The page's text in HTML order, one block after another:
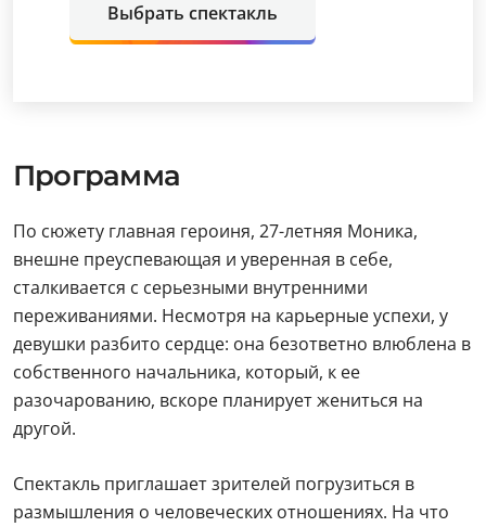
Выбрать спектакль
Программа
По сюжету главная героиня, 27-летняя Моника,
внешне преуспевающая и уверенная в себе,
сталкивается с серьезными внутренними
переживаниями. Несмотря на карьерные успехи, у
девушки разбито сердце: она безответно влюблена в
собственного начальника, который, к ее
разочарованию, вскоре планирует жениться на
другой.
Спектакль приглашает зрителей погрузиться в
размышления о человеческих отношениях. На что